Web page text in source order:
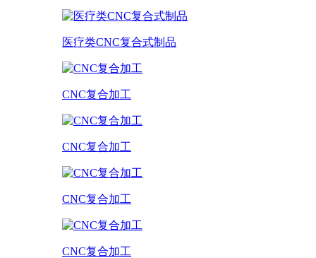
医疗类CNC复合式制品
CNC复合加工
CNC复合加工
CNC复合加工
CNC复合加工